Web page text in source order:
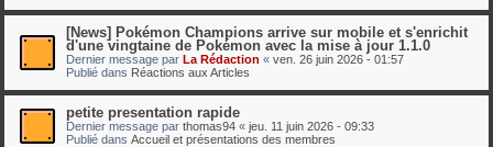
[News] Pokémon Champions arrive sur mobile et s'enrichit
d'une vingtaine de Pokémon avec la mise à jour 1.1.0
Dernier message par La Rédaction « ven. 26 juin 2026 - 01:57
Publié dans Réactions aux Articles
petite presentation rapide
Dernier message par thomas94 « jeu. 11 juin 2026 - 09:33
Publié dans Accueil et présentations des membres